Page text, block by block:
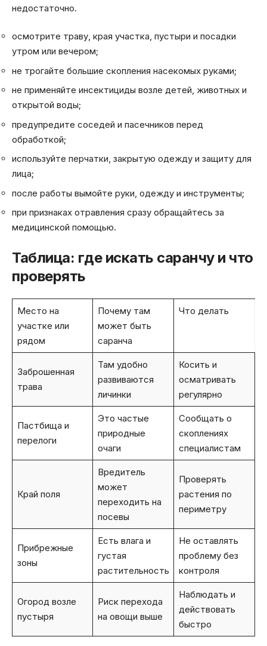
недостаточно.
осмотрите траву, края участка, пустыри и посадки
утром или вечером;
не трогайте большие скопления насекомых руками;
не применяйте инсектициды возле детей, животных и
открытой воды;
предупредите соседей и пасечников перед
обработкой;
используйте перчатки, закрытую одежду и защиту для
лица;
после работы вымойте руки, одежду и инструменты;
при признаках отравления сразу обращайтесь за
медицинской помощью.
Таблица: где искать саранчу и что
проверять
Место на
участке или
рядом
Почему там
может быть
саранча
Что делать
Заброшенная
трава
Там удобно
развиваются
личинки
Косить и
осматривать
регулярно
Пастбища и
перелоги
Это частые
природные
очаги
Сообщать о
скоплениях
специалистам
Край поля
Вредитель
может
переходить на
посевы
Проверять
растения по
периметру
Прибрежные
зоны
Есть влага и
густая
растительность
Не оставлять
проблему без
контроля
Огород возле
пустыря
Риск перехода
на овощи выше
Наблюдать и
действовать
быстро